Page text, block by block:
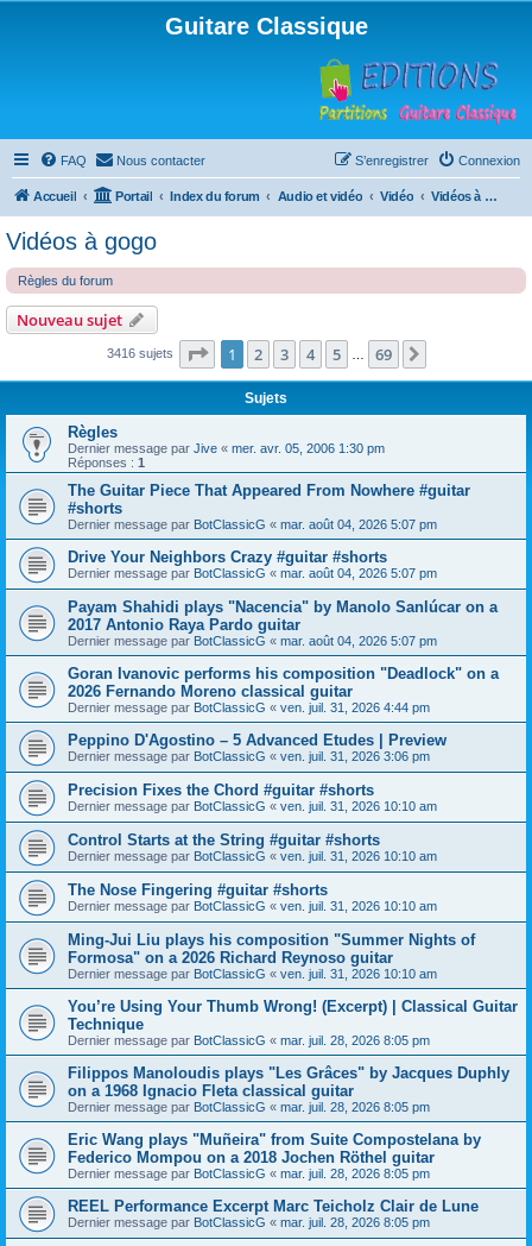
Guitare Classique
FAQ Nous contacter Connexion
S’enregistrer
Accueil Portail Index du forum Audio et vidéo Vidéo Vidéos à gogo
Vidéos à gogo
Règles du forum
Nouveau sujet
3416 sujets Page 1sur69
1 2 3 4 5 69
Sujets
Règles
Dernier message par Jive « mer. avr. 05, 2006 1:30 pm
Réponses : 1
The Guitar Piece That Appeared From Nowhere #guitar
#shorts
Dernier message par BotClassicG « mar. août 04, 2026 5:07 pm
Drive Your Neighbors Crazy #guitar #shorts
Dernier message par BotClassicG « mar. août 04, 2026 5:07 pm
Payam Shahidi plays "Nacencia" by Manolo Sanlúcar on a
2017 Antonio Raya Pardo guitar
Dernier message par BotClassicG « mar. août 04, 2026 5:07 pm
Goran Ivanovic performs his composition "Deadlock" on a
2026 Fernando Moreno classical guitar
Dernier message par BotClassicG « ven. juil. 31, 2026 4:44 pm
Peppino D'Agostino – 5 Advanced Etudes | Preview
Dernier message par BotClassicG « ven. juil. 31, 2026 3:06 pm
Precision Fixes the Chord #guitar #shorts
Dernier message par BotClassicG « ven. juil. 31, 2026 10:10 am
Control Starts at the String #guitar #shorts
Dernier message par BotClassicG « ven. juil. 31, 2026 10:10 am
The Nose Fingering #guitar #shorts
Dernier message par BotClassicG « ven. juil. 31, 2026 10:10 am
Ming-Jui Liu plays his composition "Summer Nights of
Formosa" on a 2026 Richard Reynoso guitar
Dernier message par BotClassicG « ven. juil. 31, 2026 10:10 am
You’re Using Your Thumb Wrong! (Excerpt) | Classical Guitar
Technique
Dernier message par BotClassicG « mar. juil. 28, 2026 8:05 pm
Filippos Manoloudis plays "Les Grâces" by Jacques Duphly
on a 1968 Ignacio Fleta classical guitar
Dernier message par BotClassicG « mar. juil. 28, 2026 8:05 pm
Eric Wang plays "Muñeira" from Suite Compostelana by
Federico Mompou on a 2018 Jochen Röthel guitar
Dernier message par BotClassicG « mar. juil. 28, 2026 8:05 pm
REEL Performance Excerpt Marc Teicholz Clair de Lune
Dernier message par BotClassicG « mar. juil. 28, 2026 8:05 pm